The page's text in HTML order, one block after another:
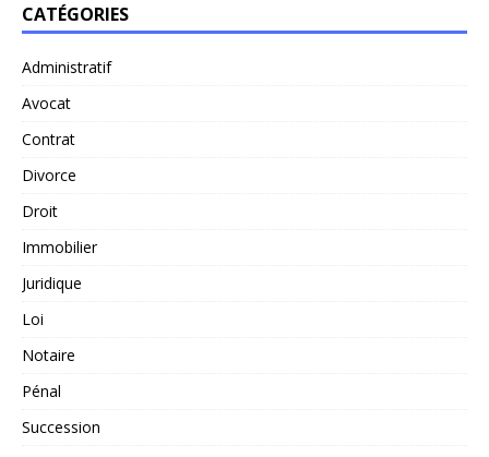
CATÉGORIES
Administratif
Avocat
Contrat
Divorce
Droit
Immobilier
Juridique
Loi
Notaire
Pénal
Succession